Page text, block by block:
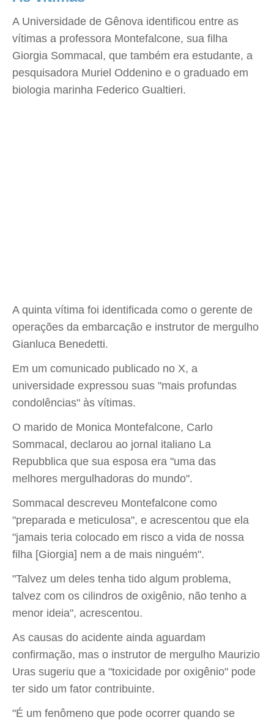
A Universidade de Gênova identificou entre as
vítimas a professora Montefalcone, sua filha
Giorgia Sommacal, que também era estudante, a
pesquisadora Muriel Oddenino e o graduado em
biologia marinha Federico Gualtieri.
A quinta vítima foi identificada como o gerente de
operações da embarcação e instrutor de mergulho
Gianluca Benedetti.
Em um comunicado publicado no X, a
universidade expressou suas "mais profundas
condolências" às vítimas.
O marido de Monica Montefalcone, Carlo
Sommacal, declarou ao jornal italiano La
Repubblica que sua esposa era "uma das
melhores mergulhadoras do mundo".
Sommacal descreveu Montefalcone como
"preparada e meticulosa", e acrescentou que ela
"jamais teria colocado em risco a vida de nossa
filha [Giorgia] nem a de mais ninguém".
"Talvez um deles tenha tido algum problema,
talvez com os cilindros de oxigênio, não tenho a
menor ideia", acrescentou.
As causas do acidente ainda aguardam
confirmação, mas o instrutor de mergulho Maurizio
Uras sugeriu que a "toxicidade por oxigênio" pode
ter sido um fator contribuinte.
"É um fenômeno que pode ocorrer quando se